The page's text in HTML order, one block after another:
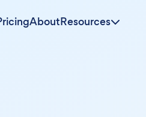
AboutResources